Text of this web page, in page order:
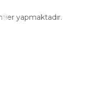
yapmaktadır.